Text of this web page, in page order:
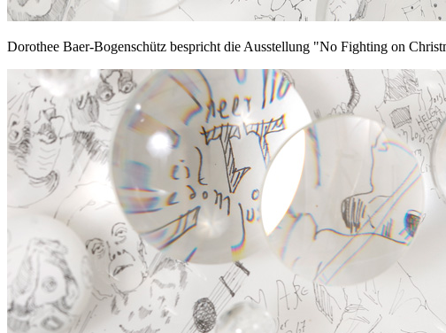
Dorothee Baer-Bogenschütz bespricht die Ausstellung "No Fighting on